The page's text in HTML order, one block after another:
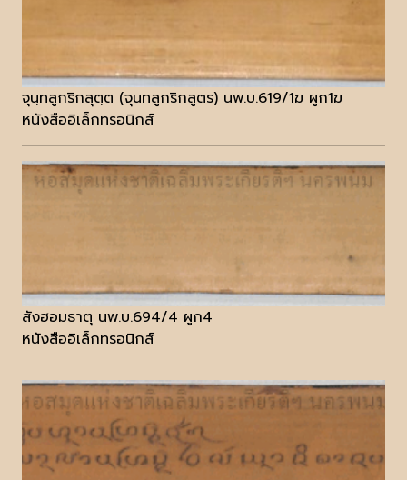
จุนฺทสูกริกสุตฺต (จุนทสูกริกสูตร) นพ.บ.619/1ฆ ผูก1ฆ
หนังสืออิเล็กทรอนิกส์
สังฮอมธาตุ นพ.บ.694/4 ผูก4
หนังสืออิเล็กทรอนิกส์